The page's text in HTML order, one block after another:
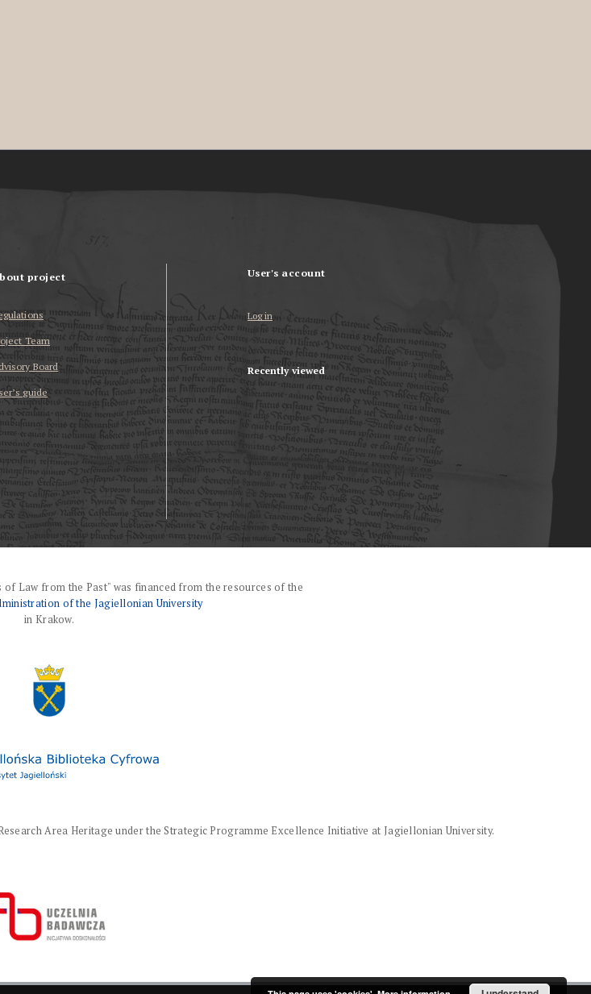
project
Team
Board
guide
User's account
Log in
Recently viewed
Law from the Past" was financed from the resources of the
of the Jagiellonian University
in Krakow.
Area Heritage under the Strategic Programme Excellence Initiative at Jagiellonian University.